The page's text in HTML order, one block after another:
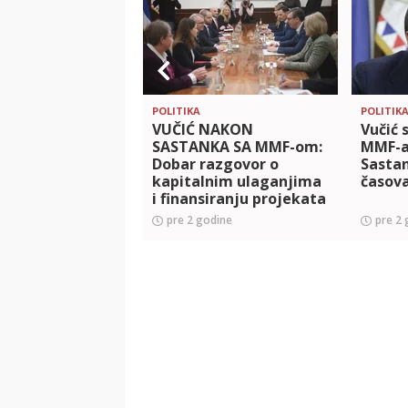
POLITIKA
VUČIĆ NAKON
SASTANKA SA MMF-om:
Dobar razgovor o
kapitalnim ulaganjima
i finansiranju projekata
programa 'Skok u
budućnost – Srbija 2027'
pre 2 godine
POLITIKA
Vučić
MMF-
pre 2